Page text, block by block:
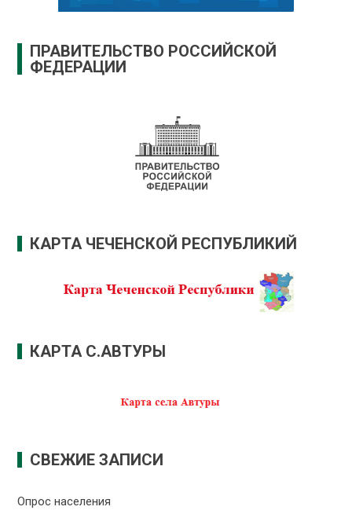
ПРАВИТЕЛЬСТВО РОССИЙСКОЙ
ФЕДЕРАЦИИ
КАРТА ЧЕЧЕНСКОЙ РЕСПУБЛИКИЙ
КАРТА С.АВТУРЫ
СВЕЖИЕ ЗАПИСИ
Опрос населения